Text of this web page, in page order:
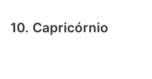
10. Capricórnio